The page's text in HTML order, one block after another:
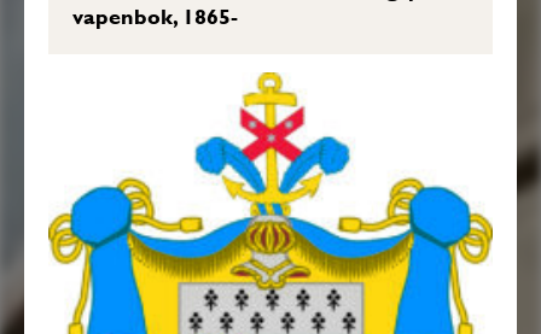
vapenbok, 1865-